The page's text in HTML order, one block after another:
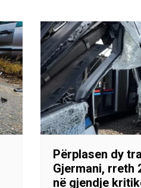
Përplasen dy
Gjermani, rreth
në gjendje